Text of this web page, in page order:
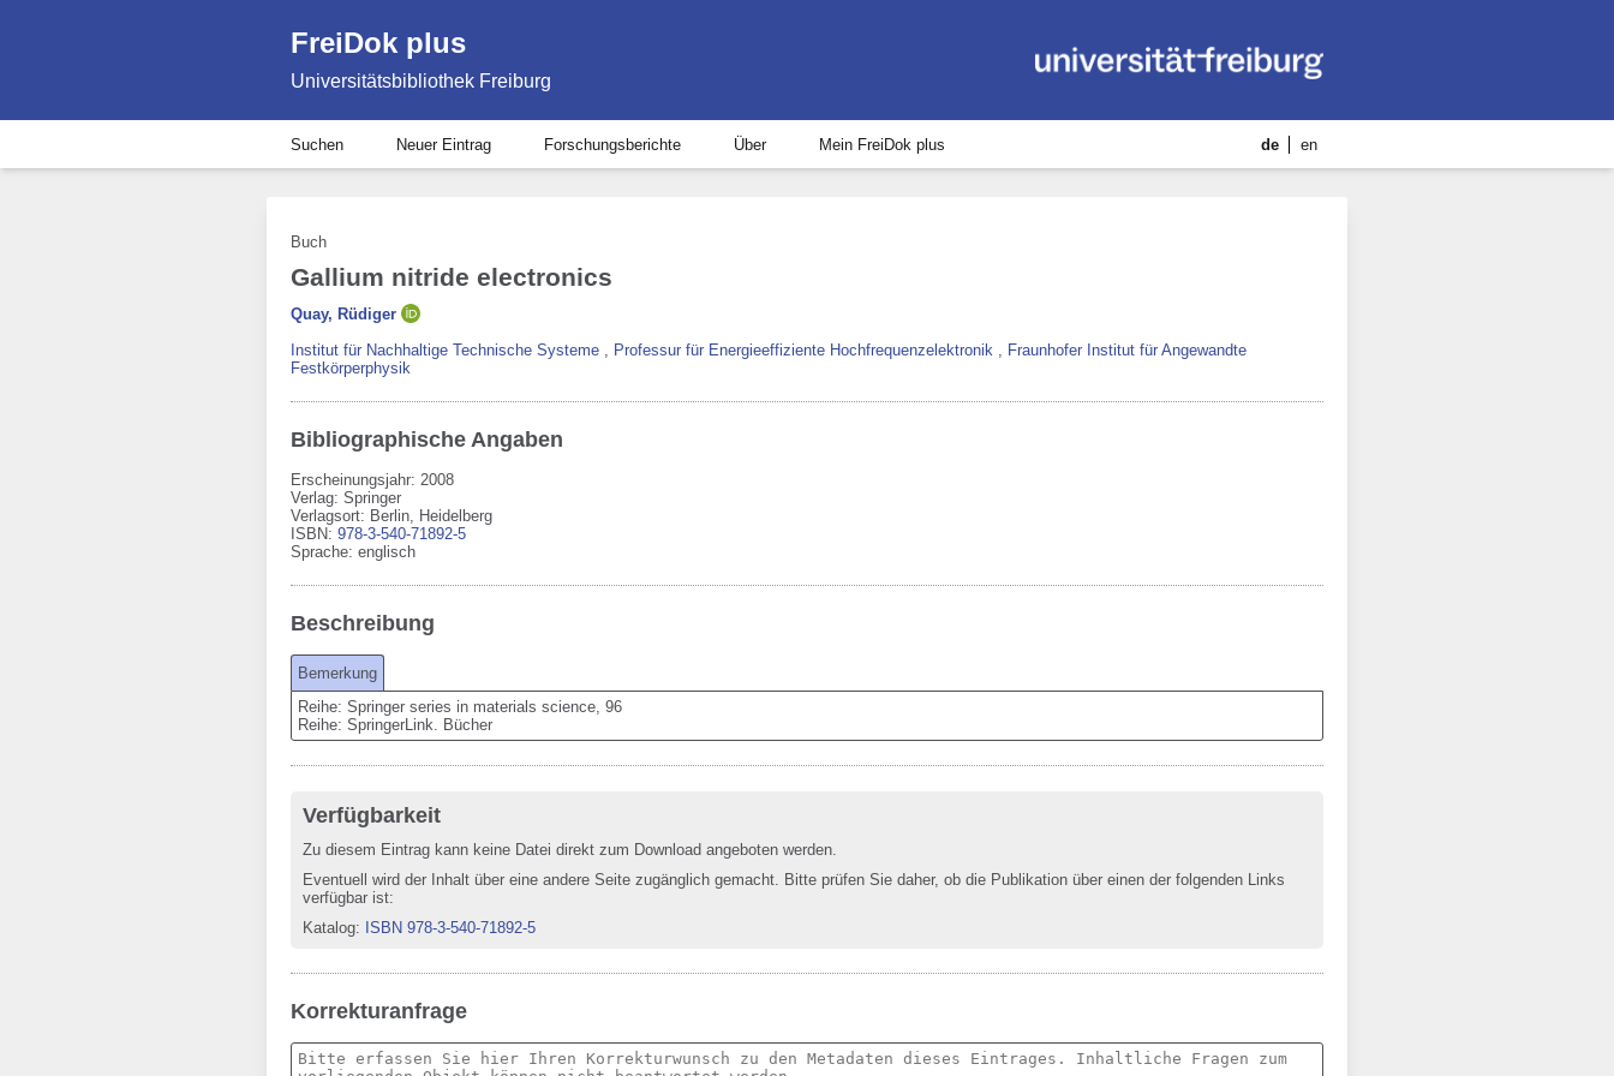
FreiDok plus
Universitätsbibliothek Freiburg
Suchen Neuer Eintrag Forschungsberichte Über Mein FreiDok plus de en
Buch
Gallium nitride electronics
Quay, Rüdiger
Institut für Nachhaltige Technische Systeme , Professur für Energieeffiziente Hochfrequenzelektronik , Fraunhofer Institut für Angewandte
Festkörperphysik
Bibliographische Angaben
Erscheinungsjahr: 2008
Verlag: Springer
Verlagsort: Berlin, Heidelberg
ISBN: 978-3-540-71892-5
Sprache: englisch
Beschreibung
Bemerkung
Reihe: Springer series in materials science, 96
Reihe: SpringerLink. Bücher
Verfügbarkeit
Zu diesem Eintrag kann keine Datei direkt zum Download angeboten werden.
Eventuell wird der Inhalt über eine andere Seite zugänglich gemacht. Bitte prüfen Sie daher, ob die Publikation über einen der folgenden Links
verfügbar ist:
Katalog: ISBN 978-3-540-71892-5
Korrekturanfrage